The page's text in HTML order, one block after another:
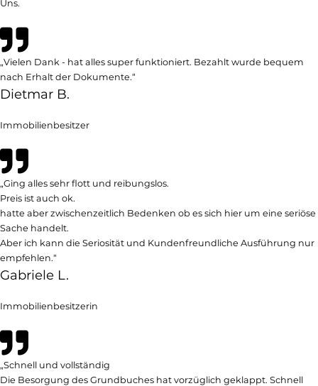
Uns.
„Vielen Dank - hat alles super funktioniert. Bezahlt wurde bequem
nach Erhalt der Dokumente.“
Dietmar B.
Immobilienbesitzer
„Ging alles sehr flott und reibungslos.
Preis ist auch ok.
hatte aber zwischenzeitlich Bedenken ob es sich hier um eine seriöse
Sache handelt.
Aber ich kann die Seriosität und Kundenfreundliche Ausführung nur
empfehlen.“
Gabriele L.
Immobilienbesitzerin
„Schnell und vollständig
Die Besorgung des Grundbuches hat vorzüglich geklappt. Schnell